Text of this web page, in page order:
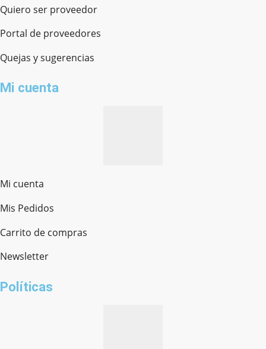
Quiero ser proveedor
Portal de proveedores
Quejas y sugerencias
Mi cuenta
Mi cuenta
Mis Pedidos
Carrito de compras
Newsletter
Políticas